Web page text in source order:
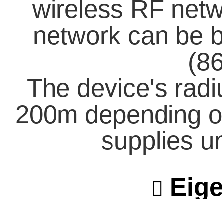
wireless RF
network can be
The device's
200m depending
supplies